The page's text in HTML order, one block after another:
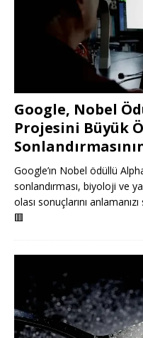
Google, Nobel
Projesini Büyük
Google’ın Nobel ödüllü
sonlandırması, biyoloji ve
olası sonuçlarını
🟥